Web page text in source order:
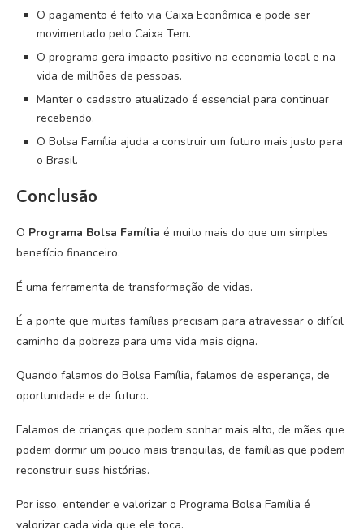
O pagamento é feito via Caixa Econômica e pode ser
movimentado pelo Caixa Tem.
O programa gera impacto positivo na economia local e na
vida de milhões de pessoas.
Manter o cadastro atualizado é essencial para continuar
recebendo.
O Bolsa Família ajuda a construir um futuro mais justo para
o Brasil.
Conclusão
O Programa Bolsa Família é muito mais do que um simples
benefício financeiro.
É uma ferramenta de transformação de vidas.
É a ponte que muitas famílias precisam para atravessar o difícil
caminho da pobreza para uma vida mais digna.
Quando falamos do Bolsa Família, falamos de esperança, de
oportunidade e de futuro.
Falamos de crianças que podem sonhar mais alto, de mães que
podem dormir um pouco mais tranquilas, de famílias que podem
reconstruir suas histórias.
Por isso, entender e valorizar o Programa Bolsa Família é
valorizar cada vida que ele toca.